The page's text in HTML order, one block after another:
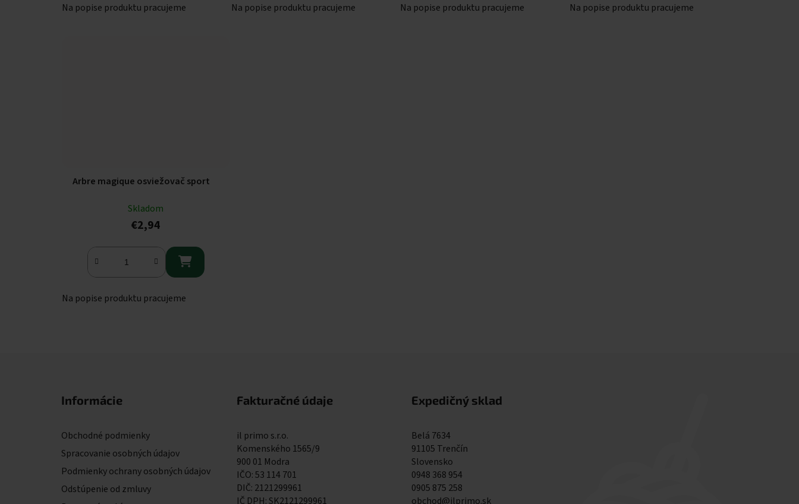
Na popise produktu pracujeme Na popise produktu pracujeme Na popise produktu pracujeme Na popise produktu pracujeme
Arbre magique osviežovač sport
Skladom
€2,94

Na popise produktu pracujeme
Informácie
Obchodné podmienky
Spracovanie osobných údajov
Podmienky ochrany osobných údajov
Odstúpenie od zmluvy
Fakturačné údaje
il primo s.r.o.
Komenského 1565/9
900 01 Modra
IČO: 53 114 701
DIČ: 2121299961
IČ DPH: SK2121299961
Expedičný sklad
Belá 7634
91105 Trenčín
Slovensko
0948 368 954
0905 875 258
obchod@ilprimo.sk